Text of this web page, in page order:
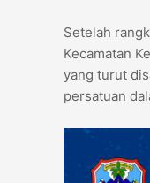
Setelah
Kecamatan
yang turut
persatuan